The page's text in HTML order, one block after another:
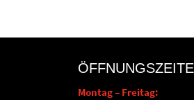
Montag – Freitag: